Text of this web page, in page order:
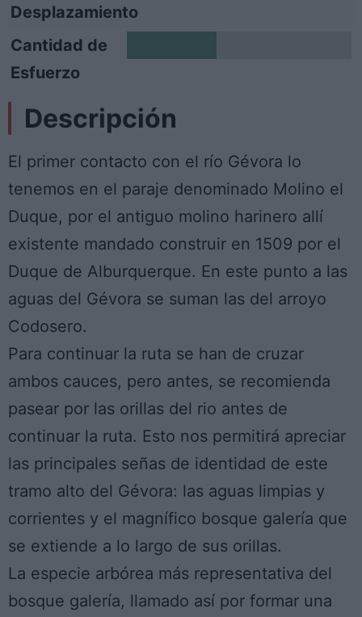
Desplazamiento
Cantidad de
Esfuerzo
Descripción
El primer contacto con el río Gévora lo
tenemos en el paraje denominado Molino el
Duque, por el antiguo molino harinero allí
existente mandado construir en 1509 por el
Duque de Alburquerque. En este punto a las
aguas del Gévora se suman las del arroyo
Codosero.
Para continuar la ruta se han de cruzar
ambos cauces, pero antes, se recomienda
pasear por las orillas del rio antes de
continuar la ruta. Esto nos permitirá apreciar
las principales señas de identidad de este
tramo alto del Gévora: las aguas limpias y
corrientes y el magnífico bosque galería que
se extiende a lo largo de sus orillas.
La especie arbórea más representativa del
bosque galería, llamado así por formar una